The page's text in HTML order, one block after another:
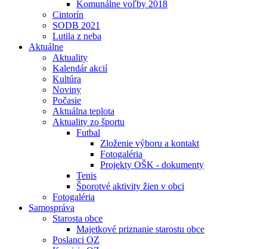
Komunálne voľby 2018
Cintorín
SODB 2021
Lutila z neba
Aktuálne
Aktuality
Kalendár akcií
Kultúra
Noviny
Počasie
Aktuálna teplota
Aktuality zo športu
Futbal
Zloženie výboru a kontakt
Fotogaléria
Projekty OŠK - dokumenty
Tenis
Šporotvé aktivity žien v obci
Fotogaléria
Samospráva
Starosta obce
Majetkové priznanie starostu obce
Poslanci OZ